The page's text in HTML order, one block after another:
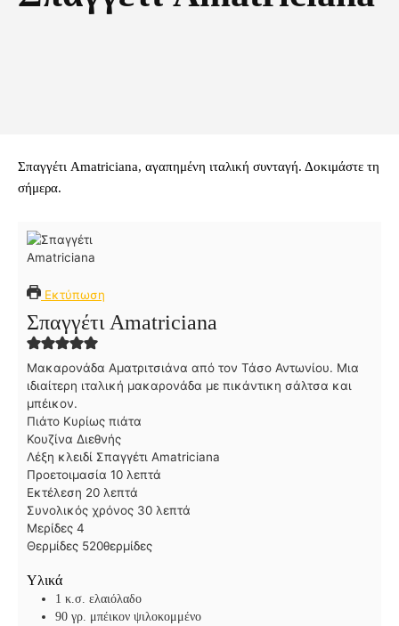
Σπαγγέτι Amatriciana, αγαπημένη ιταλική συνταγή. Δοκιμάστε τη
σήμερα.
Εκτύπωση
Σπαγγέτι Amatriciana
Μακαρονάδα Αματριτσιάνα από τον Τάσο Αντωνίου. Μια
ιδιαίτερη ιταλική μακαρονάδα με πικάντικη σάλτσα και
μπέικον.
Πιάτο Κυρίως πιάτα
Κουζίνα Διεθνής
Λέξη κλειδί Σπαγγέτι Amatriciana
Προετοιμασία 10λ
ε
π
ά
λεπτά
Εκτέλεση 20λ
ε
τ
λεπτά
Συνολικός χρόνος 30λ
π
λεπτά
Μερίδες 4
Θερμίδες 520θερμίδες
Υλικά
1 κ.σ. ελαιόλαδο
90 γρ. μπέικον ψιλοκομμένο